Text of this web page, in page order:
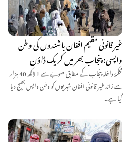
غیر قانونی مقیم افغان باشندوں کی وطن
واپسی: پنجاب بھر میں کریک ڈاؤن
محکمۂ داخلہ پنجاب کے مطابق صوبے سے 1 لاکھ 40 ہزار
سے زائد غیر قانونی افغان شہریوں کو وطن واپس بھیج دیا
گیا ہے۔